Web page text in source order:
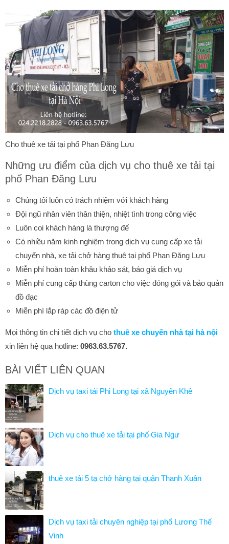
Cho thuê xe tải tại phố Phan Đăng Lưu
Những ưu điểm của dịch vụ cho thuê xe tải tại
phố Phan Đăng Lưu
Chúng tôi luôn có trách nhiệm với khách hàng
Đội ngũ nhân viên thân thiện, nhiệt tình trong công việc
Luôn coi khách hàng là thượng đế
Có nhiều năm kinh nghiệm trong dịch vụ cung cấp xe tải
chuyển nhà, xe tải chở hàng thuê tại phố Phan Đăng Lưu
Miễn phí hoàn toàn khâu khảo sát, báo giá dịch vụ
Miễn phí cung cấp thùng carton cho việc đóng gói và bảo quản
đồ đạc
Miễn phí lắp ráp các đồ điện tử
Mọi thông tin chi tiết dịch vụ cho thuê xe chuyển nhà tại hà nội
xin liên hệ qua hotline: 0963.63.5767.
BÀI VIẾT LIÊN QUAN
Dịch vụ taxi tải Phi Long tại xã Nguyên Khê
Dịch vụ cho thuê xe tải tại phố Gia Ngư
thuê xe tải 5 tạ chở hàng tại quận Thanh Xuân
Dịch vụ taxi tải chuyên nghiệp tại phố Lương Thế
Vinh